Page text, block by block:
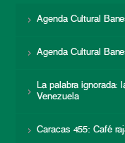
Agenda Cultural
Agenda Cultural
La palabra ignorada:
Venezuela
Caracas 455: Café